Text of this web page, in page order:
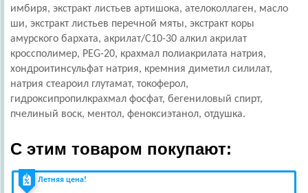
имбиря, экстракт листьев артишока, ателоколлаген, масло
ши, экстракт листьев перечной мяты, экстракт коры
амурского бархата, акрилат/С10-30 алкил акрилат
кроссполимер, PEG-20, крахмал полиакрилата натрия,
хондроитинсульфат натрия, кремния диметил силилат,
натрия стеароил глутамат, токоферол,
гидроксипропилкрахмал фосфат, бегениловый спирт,
пчелиный воск, ментол, феноксиэтанол, отдушка.
С этим товаром покупают:
Летняя цена!